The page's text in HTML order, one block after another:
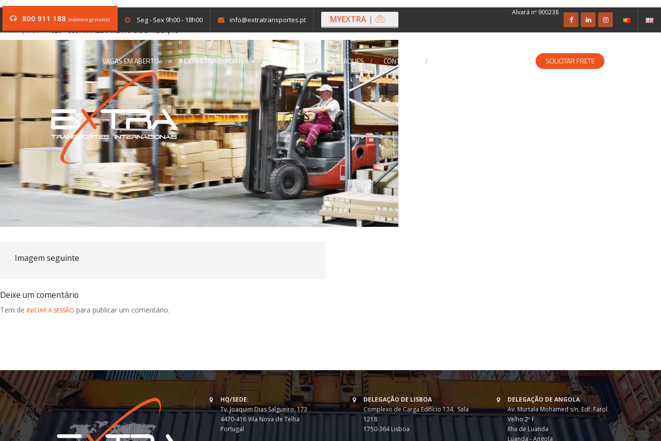
Alvará nº 900238
800 911 188 (número gratuito) Seg - Sex 9h00 - 18h00 info@extratransportes.pt MYEXTRA |
VAGAS EM ABERTO A EXTRA TRANSPORTES SERVIÇOS DESTAQUES CONTACTOS SOLICITAR FRETE
slider_4
10 MARÇO, 20171920 × 900ARMAZENAMENTO & DISTRIBUIÇÃO
Imagem seguinte
Deixe um comentário
Tem de INICIAR A SESSÃO para publicar um comentário.
HQ/SEDE:
Tv. Joaquim Dias Salgueiro, 173
4470-416 Vila Nova de Telha
Portugal
DELEGAÇÃO DE LISBOA
Complexo de Carga Edifício 134, Sala
1218
1750-364 Lisboa
DELEGAÇÃO DE ANGOLA
Av. Murtala Mohamed s/n, Edf. Farol
Velho 2º F
Ilha de Luanda
Luanda - Angola